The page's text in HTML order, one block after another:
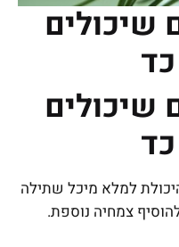
שיכולים
שיכולים
למלא מיכל שתילה
צמחיה נוספת.